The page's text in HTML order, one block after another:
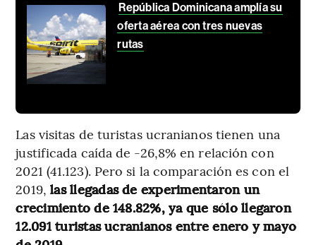
República Dominicana amplía su
oferta aérea con tres nuevas
rutas
Las visitas de turistas ucranianos tienen una
justificada caída de -26,8% en relación con
2021 (41.123). Pero si la comparación es con el
2019, las llegadas de experimentaron un
crecimiento de 148.82%, ya que sólo llegaron
12.091 turistas ucranianos entre enero y mayo